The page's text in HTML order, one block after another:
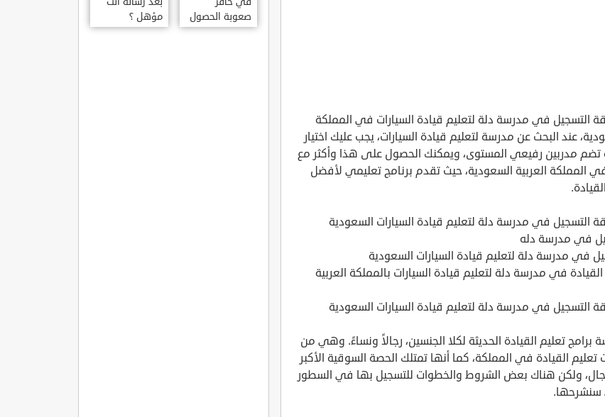
التسجيل في مدرسة دلة لتعليم قيادة السيارات في المملكة
عند البحث عن مدرسة لتعليم قيادة السيارات، يجب عليك اختيار
مدربين رفيعي المستوى، ويمكنك الحصول على هذا وأكثر مع
المملكة العربية السعودية، حيث تقدم برنامج تعليمي لأفضل
التسجيل في مدرسة دلة لتعليم قيادة السيارات السعودية
في مدرسة دله
في مدرسة دلة لتعليم قيادة السيارات السعودية
في مدرسة دلة لتعليم قيادة السيارات بالمملكة العربية
التسجيل في مدرسة دلة لتعليم قيادة السيارات السعودية
برامج تعليم القيادة الحديثة لكلا الجنسين، رجالاً ونساءً. وهي من
القيادة في المملكة، كما أنها تمتلك الحصة السوقية الأكبر
ولكن هناك بعض الشروط والخطوات للتسجيل بها في السطور
سنشرحها.
صعوبة الحصول
على عمل لاول
مؤهل ؟